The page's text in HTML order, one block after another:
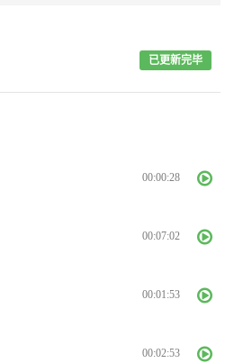
已更新完毕
00:00:28
00:07:02
00:01:53
00:02:53